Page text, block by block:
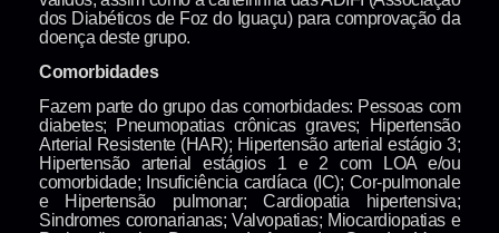
dos Diabéticos de Foz do Iguaçu) para comprovação da
doença deste grupo.
Comorbidades
Fazem parte do grupo das comorbidades: Pessoas com
diabetes; Pneumopatias crônicas graves; Hipertensão
Arterial Resistente (HAR); Hipertensão arterial estágio 3;
Hipertensão arterial estágios 1 e 2 com LOA e/ou
comorbidade; Insuficiência cardíaca (IC); Cor-pulmonale
e Hipertensão pulmonar; Cardiopatia hipertensiva;
Sindromes coronarianas; Valvopatias; Miocardiopatias e